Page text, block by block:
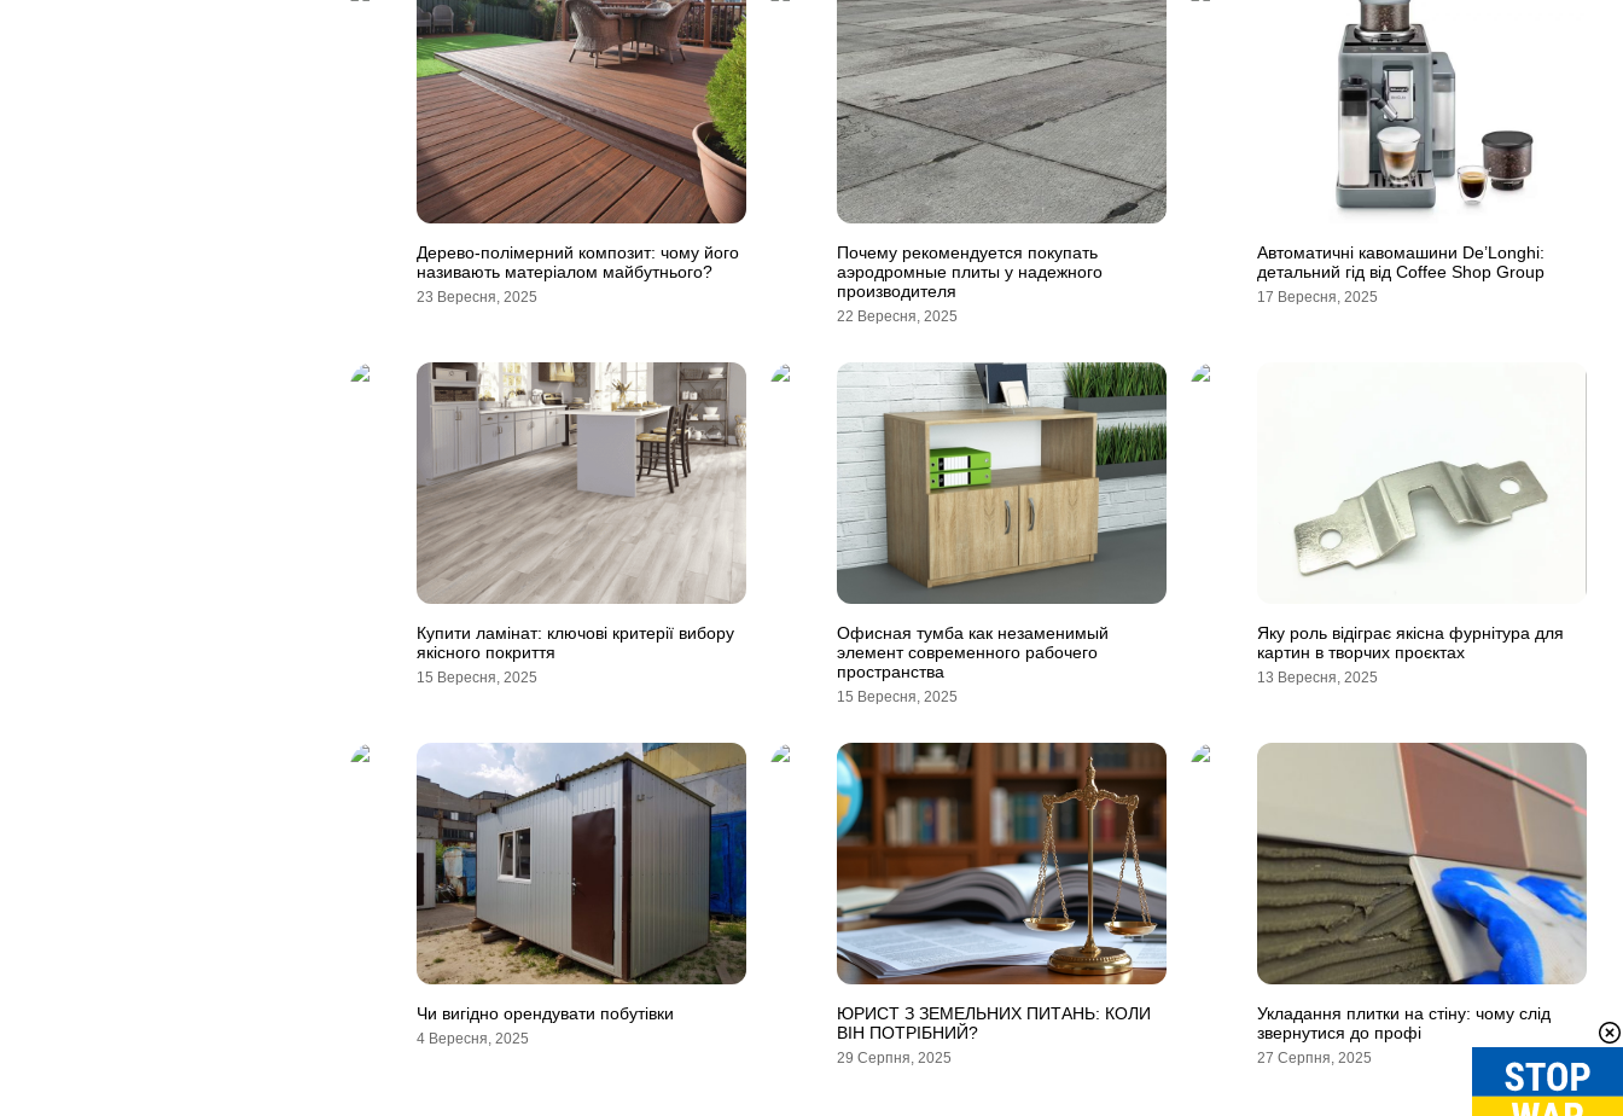
Дерево-полімерний композит: чому його
називають матеріалом майбутнього?
23 Вересня, 2025
Почему рекомендуется покупать
аэродромные плиты у надежного
производителя
22 Вересня, 2025
Автоматичні кавомашини De’Longhi:
детальний гід від Coffee Shop Group
17 Вересня, 2025
Купити ламінат: ключові критерії вибору
якісного покриття
15 Вересня, 2025
Офисная тумба как незаменимый
элемент современного рабочего
пространства
15 Вересня, 2025
Яку роль відіграє якісна фурнітура для
картин в творчих проєктах
13 Вересня, 2025
Чи вигідно орендувати побутівки
4 Вересня, 2025
ЮРИСТ З ЗЕМЕЛЬНИХ ПИТАНЬ: КОЛИ
ВІН ПОТРІБНИЙ?
29 Серпня, 2025
Укладання плитки на стіну: чому слід
звернутися до профі
27 Серпня, 2025